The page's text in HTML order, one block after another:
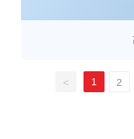
< 1 2